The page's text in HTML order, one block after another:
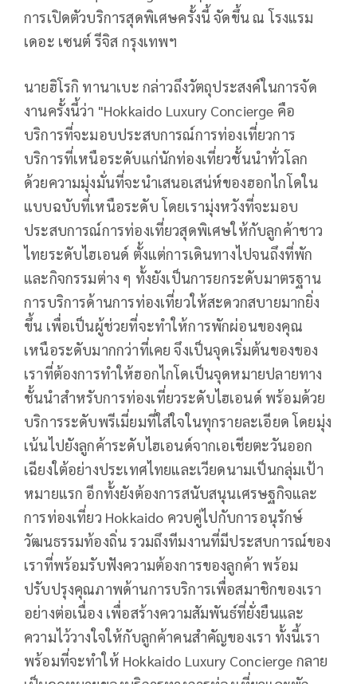
การเปิดตัวบริการสุดพิเศษครั้งนี้ จัดขึ้น ณ โรงแรม
เดอะ เซนต์ รีจิส กรุงเทพฯ
นายฮิโรกิ ทานาเบะ กล่าวถึงวัตถุประสงค์ในการจัด
งานครั้งนี้ว่า "Hokkaido Luxury Concierge คือ
บริการที่จะมอบประสบการณ์การท่องเที่ยวการ
บริการที่เหนือระดับแก่นักท่องเที่ยวชั้นนำทั่วโลก
ด้วยความมุ่งมั่นที่จะนำเสนอเสน่ห์ของฮอกไกโดใน
แบบฉบับที่เหนือระดับ โดยเรามุ่งหวังที่จะมอบ
ประสบการณ์การท่องเที่ยวสุดพิเศษให้กับลูกค้าชาว
ไทยระดับไฮเอนด์ ตั้งแต่การเดินทางไปจนถึงที่พัก
และกิจกรรมต่าง ๆ ทั้งยังเป็นการยกระดับมาตรฐาน
การบริการด้านการท่องเที่ยวให้สะดวกสบายมากยิ่ง
ขึ้น เพื่อเป็นผู้ช่วยที่จะทำให้การพักผ่อนของคุณ
เหนือระดับมากกว่าที่เคย จึงเป็นจุดเริ่มต้นของของ
เราที่ต้องการทำให้ฮอกไกโดเป็นจุดหมายปลายทาง
ชั้นนำสำหรับการท่องเที่ยวระดับไฮเอนด์ พร้อมด้วย
บริการระดับพรีเมี่ยมที่ใส่ใจในทุกรายละเอียด โดยมุ่ง
เน้นไปยังลูกค้าระดับไฮเอนด์จากเอเชียตะวันออก
เฉียงใต้อย่างประเทศไทยและเวียดนามเป็นกลุ่มเป้า
หมายแรก อีกทั้งยังต้องการสนับสนุนเศรษฐกิจและ
การท่องเที่ยว Hokkaido ควบคู่ไปกับการอนุรักษ์
วัฒนธรรมท้องถิ่น รวมถึงทีมงานที่มีประสบการณ์ของ
เราที่พร้อมรับฟังความต้องการของลูกค้า พร้อม
ปรับปรุงคุณภาพด้านการบริการเพื่อสมาชิกของเรา
อย่างต่อเนื่อง เพื่อสร้างความสัมพันธ์ที่ยั่งยืนและ
ความไว้วางใจให้กับลูกค้าคนสำคัญของเรา ทั้งนี้เรา
พร้อมที่จะทำให้ Hokkaido Luxury Concierge กลาย